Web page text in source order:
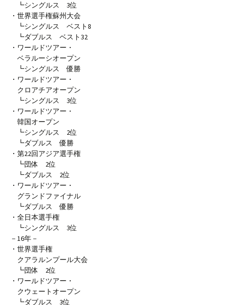
┗シングルス 3位
・世界選手権蘇州大会
┗シングルス ベスト8
┗ダブルス ベスト32
・ワールドツアー・
ベラルーシオープン
┗シングルス 優勝
・ワールドツアー・
クロアチアオープン
┗シングルス 3位
・ワールドツアー・
韓国オープン
┗シングルス 2位
┗ダブルス 優勝
・第22回アジア選手権
┗団体 2位
┗ダブルス 2位
・ワールドツアー・
グランドファイナル
┗ダブルス 優勝
・全日本選手権
┗シングルス 3位
－16年－
・世界選手権
クアラルンプール大会
┗団体 2位
・ワールドツアー・
クウェートオープン
┗ダブルス 3位